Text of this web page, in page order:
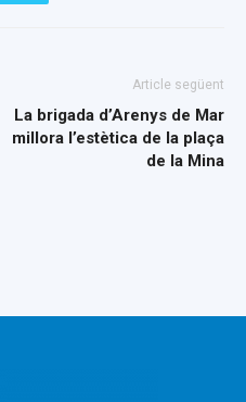
Article següent
La brigada d’Arenys de Mar
millora l’estètica de la plaça
de la Mina